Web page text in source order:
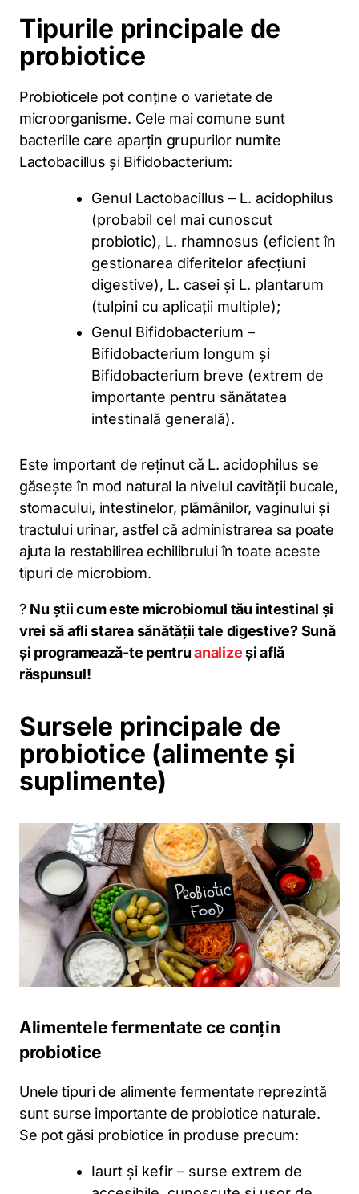
Tipurile principale de
probiotice
Probioticele pot conține o varietate de
microorganisme. Cele mai comune sunt
bacteriile care aparțin grupurilor numite
Lactobacillus și Bifidobacterium:
Genul Lactobacillus – L. acidophilus
(probabil cel mai cunoscut
probiotic), L. rhamnosus (eficient în
gestionarea diferitelor afecțiuni
digestive), L. casei și L. plantarum
(tulpini cu aplicații multiple);
Genul Bifidobacterium –
Bifidobacterium longum și
Bifidobacterium breve (extrem de
importante pentru sănătatea
intestinală generală).
Este important de reținut că L. acidophilus se
găsește în mod natural la nivelul cavității bucale,
stomacului, intestinelor, plămânilor, vaginului și
tractului urinar, astfel că administrarea sa poate
ajuta la restabilirea echilibrului în toate aceste
tipuri de microbiom.
? Nu știi cum este microbiomul tău intestinal și
vrei să afli starea sănătății tale digestive? Sună
și programează-te pentruanalizeși află
răspunsul!
Sursele principale de
probiotice (alimente și
suplimente)
Alimentele fermentate ce conțin
probiotice
Unele tipuri de alimente fermentate reprezintă
sunt surse importante de probiotice naturale.
Se pot găsi probiotice în produse precum:
Iaurt și kefir – surse extrem de